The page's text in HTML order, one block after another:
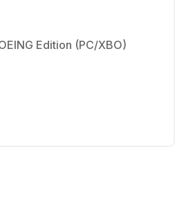
Edition (PC/XBO)